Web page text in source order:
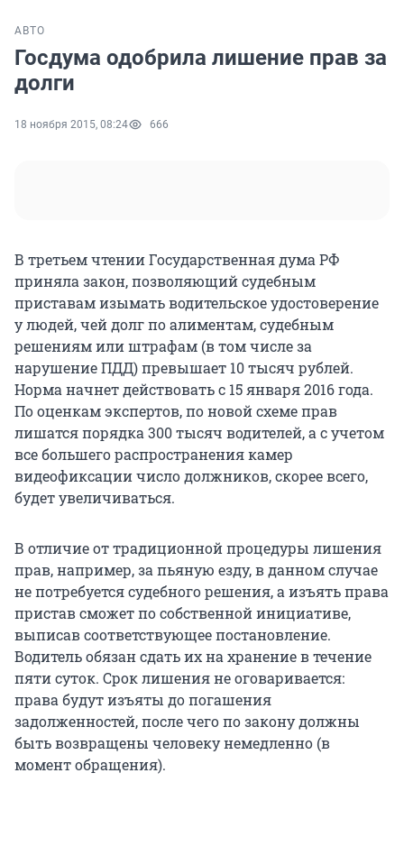
АВТО
Госдума одобрила лишение прав за
долги
18 ноября 2015, 08:24 666
В третьем чтении Государственная дума РФ
приняла закон, позволяющий судебным
приставам изымать водительское удостоверение
у людей, чей долг по алиментам, судебным
решениям или штрафам (в том числе за
нарушение ПДД) превышает 10 тысяч рублей.
Норма начнет действовать с 15 января 2016 года.
По оценкам экспертов, по новой схеме прав
лишатся порядка 300 тысяч водителей, а с учетом
все большего распространения камер
видеофиксации число должников, скорее всего,
будет увеличиваться.
В отличие от традиционной процедуры лишения
прав, например, за пьяную езду, в данном случае
не потребуется судебного решения, а изъять права
пристав сможет по собственной инициативе,
выписав соответствующее постановление.
Водитель обязан сдать их на хранение в течение
пяти суток. Срок лишения не оговаривается:
права будут изъяты до погашения
задолженностей, после чего по закону должны
быть возвращены человеку немедленно (в
момент обращения).